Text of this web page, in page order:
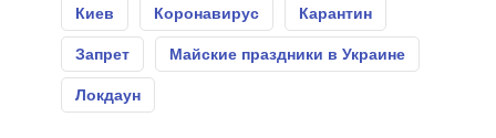
Киев Коронавирус Карантин
Запрет Майские праздники в Украине
Локдаун